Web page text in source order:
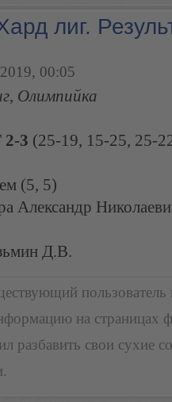
лиг.
00:05
Олимпийка
3 (25-19, 15-25, 25-
(5, 5)
Александр
Д.В.
пользователь
на страницах
разбавить свои сухие